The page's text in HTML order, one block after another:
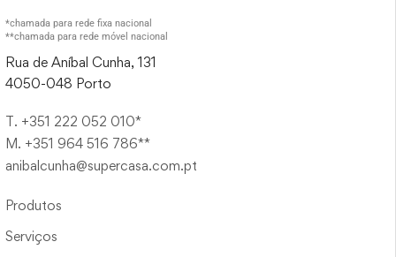
*chamada para rede fixa nacional
**chamada para rede móvel nacional
Rua de Aníbal Cunha, 131
4050-048 Porto
T. +351 222 052 010*
M. +351 964 516 786**
anibalcunha@supercasa.com.pt
Produtos
Serviços